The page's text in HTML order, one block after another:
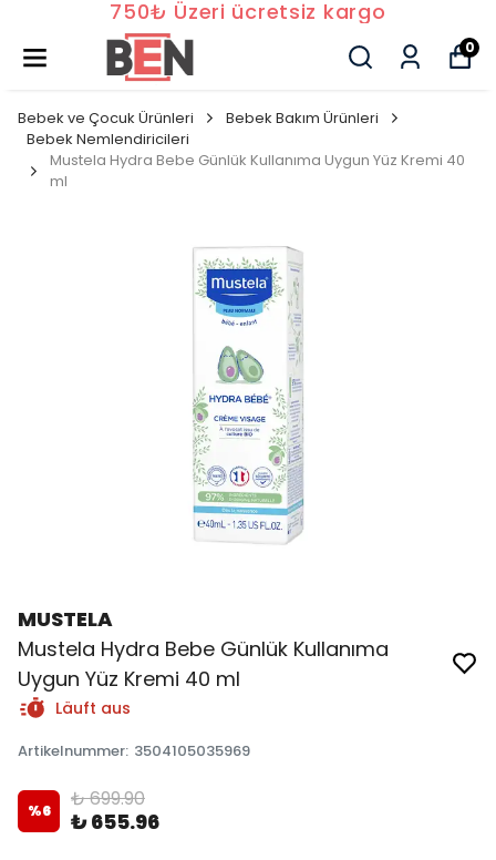
750₺ Üzeri ücretsiz kargo
0
Bebek ve Çocuk Ürünleri
Bebek Bakım Ürünleri
Bebek Nemlendiricileri
Mustela Hydra Bebe Günlük Kullanıma Uygun Yüz Kremi 40
ml
MUSTELA
Mustela Hydra Bebe Günlük Kullanıma
Uygun Yüz Kremi 40 ml
Läuft aus
Artikelnummer: 3504105035969
%6 ₺ 699.90
₺ 655.96